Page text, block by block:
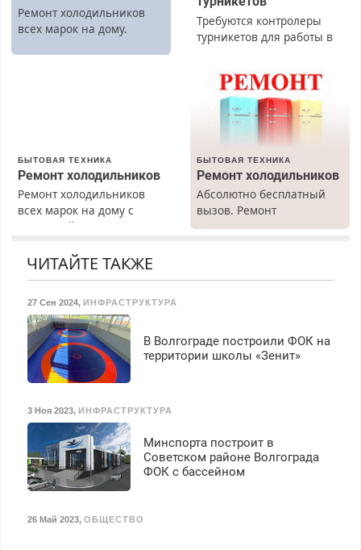
Ремонт холодильников
всех марок на дому.
Требуются контролеры
турникетов для работы в
Прием по ТК РФ. График
работы любой.
Бесплатное проживание.
З/п – до 96000 рублей до
Ежемесячно
выплачивается денежная
премия. Возможно
бесплатное обучение,
получение документов,
безопасности с з/п до
БЫТОВАЯ ТЕХНИКА
Ремонт холодильников
Ремонт холодильников
всех марок на дому с
гарантией. Замена
Недорого. Без выходных.
БЫТОВАЯ ТЕХНИКА
Ремонт холодильников
Абсолютно бесплатный
вызов. Ремонт
холодильников всех
ЧИТАЙТЕ ТАКЖЕ
27 Сен 2024, ИНФРАСТРУКТУРА
В Волгограде построили ФОК на
территории школы «Зенит»
3 Ноя 2023, ИНФРАСТРУКТУРА
Минспорта построит в
Советском районе Волгограда
ФОК с бассейном
26 Май 2023, ОБЩЕСТВО